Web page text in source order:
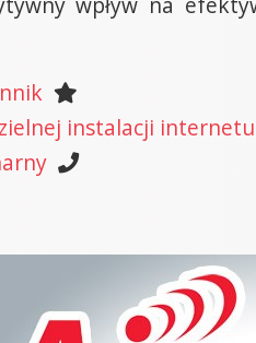
instalacji internetu